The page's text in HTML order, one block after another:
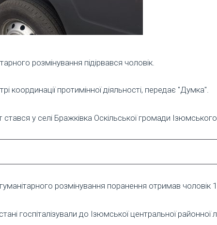
розмінування підірвався чоловік.
координації протимінної діяльності, передає "Думка".
стався у селі Бражківка Оскільської громади
розмінування поранення отримав
госпіталізували до Ізюмської центральної районної